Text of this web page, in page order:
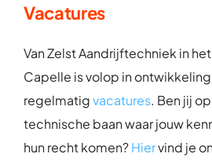
Vacatures
Van Zelst Aandrijftechniek in
Capelle is volop in
regelmatigvacatures. Ben jij
technische baan waar jouw
hun recht komen?Hiervind je